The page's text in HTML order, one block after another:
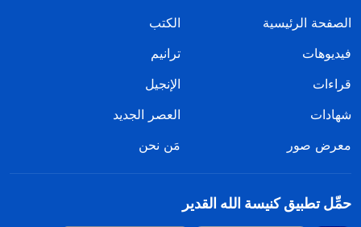
الصفحة الرئيسية
الكتب
فيديوهات
ترانيم
قراءات
الإنجيل
شهادات
العصر الجديد
معرض صور
مَن نحن
حمِّل تطبيق كنيسة الله القدير